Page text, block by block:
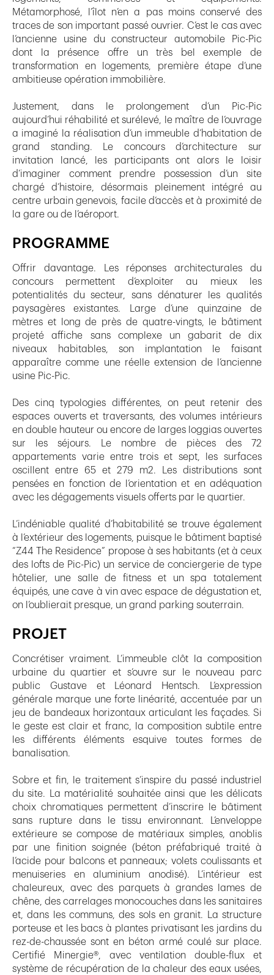
Métamorphosé, l’îlot n’en a pas moins conservé des
traces de son important passé ouvrier. C’est le cas avec
l’ancienne usine du constructeur automobile Pic-Pic
dont la présence offre un très bel exemple de
transformation en logements, première étape d’une
ambitieuse opération immobilière.
Justement, dans le prolongement d’un Pic-Pic
aujourd’hui réhabilité et surélevé, le maître de l’ouvrage
a imaginé la réalisation d’un immeuble d’habitation de
grand standing. Le concours d’architecture sur
invitation lancé, les participants ont alors le loisir
d’imaginer comment prendre possession d’un site
chargé d’histoire, désormais pleinement intégré au
centre urbain genevois, facile d’accès et à proximité de
la gare ou de l’aéroport.
PROGRAMME
Offrir davantage. Les réponses architecturales du
concours permettent d’exploiter au mieux les
potentialités du secteur, sans dénaturer les qualités
paysagères existantes. Large d’une quinzaine de
mètres et long de près de quatre-vingts, le bâtiment
projeté affiche sans complexe un gabarit de dix
niveaux habitables, son implantation le faisant
apparaître comme une réelle extension de l’ancienne
usine Pic-Pic.
Des cinq typologies différentes, on peut retenir des
espaces ouverts et traversants, des volumes intérieurs
en double hauteur ou encore de larges loggias ouvertes
sur les séjours. Le nombre de pièces des 72
appartements varie entre trois et sept, les surfaces
oscillent entre 65 et 279 m2. Les distributions sont
pensées en fonction de l’orientation et en adéquation
avec les dégagements visuels offerts par le quartier.
L’indéniable qualité d’habitabilité se trouve également
à l’extérieur des logements, puisque le bâtiment baptisé
“Z44 The Residence” propose à ses habitants (et à ceux
des lofts de Pic-Pic) un service de conciergerie de type
hôtelier, une salle de fitness et un spa totalement
équipés, une cave à vin avec espace de dégustation et,
on l’oublierait presque, un grand parking souterrain.
PROJET
Concrétiser vraiment. L’immeuble clôt la composition
urbaine du quartier et s’ouvre sur le nouveau parc
public Gustave et Léonard Hentsch. L’expression
générale marque une forte linéarité, accentuée par un
jeu de bandeaux horizontaux articulant les façades. Si
le geste est clair et franc, la composition subtile entre
les différents éléments esquive toutes formes de
banalisation.
Sobre et fin, le traitement s’inspire du passé industriel
du site. La matérialité souhaitée ainsi que les délicats
choix chromatiques permettent d’inscrire le bâtiment
sans rupture dans le tissu environnant. L’enveloppe
extérieure se compose de matériaux simples, anoblis
par une finition soignée (béton préfabriqué traité à
l’acide pour balcons et panneaux; volets coulissants et
menuiseries en aluminium anodisé). L’intérieur est
chaleureux, avec des parquets à grandes lames de
chêne, des carrelages monocouches dans les sanitaires
et, dans les communs, des sols en granit. La structure
porteuse et les bacs à plantes privatisant les jardins du
rez-de-chaussée sont en béton armé coulé sur place.
Certifié Minergie®, avec ventilation double-flux et
système de récupération de la chaleur des eaux usées,